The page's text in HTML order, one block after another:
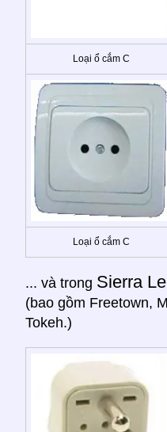
Loại ổ cắm C
Loại ổ cắm C
... và trong Sierra
(bao gồm Freetown,
Tokeh.)